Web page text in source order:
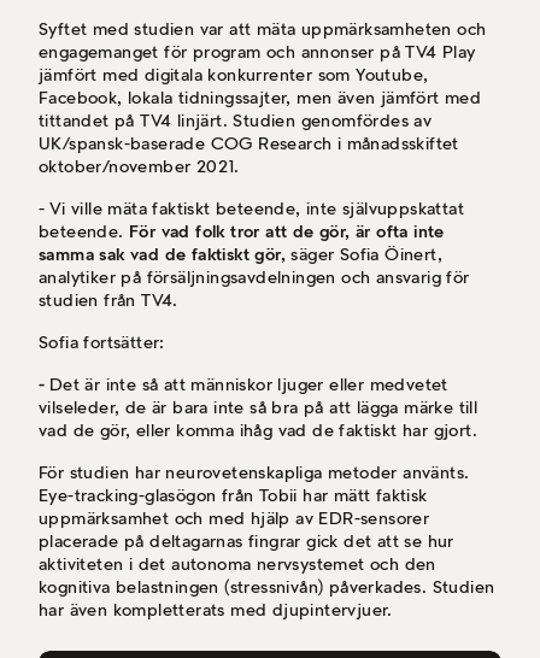
Syftet med studien var att mäta uppmärksamheten och
engagemanget för program och annonser på TV4 Play
jämfört med digitala konkurrenter som Youtube,
Facebook, lokala tidningssajter, men även jämfört med
tittandet på TV4 linjärt. Studien genomfördes av
UK/spansk-baserade COG Research i månadsskiftet
oktober/november 2021.
- Vi ville mäta faktiskt beteende, inte självuppskattat
beteende. För vad folk tror att de gör, är ofta inte
samma sak vad de faktiskt gör,säger Sofia Öinert,
analytiker på försäljningsavdelningen och ansvarig för
studien från TV4.
Sofia fortsätter:
- Det är inte så att människor ljuger eller medvetet
vilseleder, de är bara inte så bra på att lägga märke till
vad de gör, eller komma ihåg vad de faktiskt har gjort.
För studien har neurovetenskapliga metoder använts.
Eye-tracking-glasögon från Tobii har mätt faktisk
uppmärksamhet och med hjälp av EDR-sensorer
placerade på deltagarnas fingrar gick det att se hur
aktiviteten i det autonoma nervsystemet och den
kognitiva belastningen (stressnivån) påverkades. Studien
har även kompletterats med djupintervjuer.